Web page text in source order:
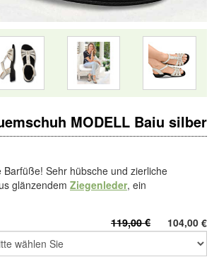
MODELL Baiu silber
Sehr hübsche und zierliche
glänzendem Ziegenleder, ein
Anlässe im Sommer. Ledergefüttert,
Sohle ausLeicht-TPU.
119,00 €
104,00 €